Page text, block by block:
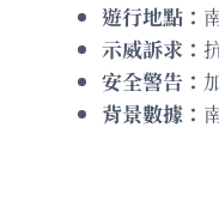
遊行地點：
示威訴求：
安全警告：
背景數據：